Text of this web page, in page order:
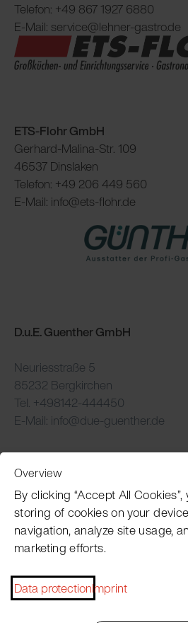
Telefon: +49 867 1927 6880
E-Mail: service@lehner-gastro.de
ETS-Flohr GmbH
Gerhard-Malina-Str. 109
46537 Dinslaken
Telefon: +49 206 449 560
E-Mail: info@ets-flohr.de
D.u.E. Guenther GmbH
Neuriesstraße 5
85232 Bergkirchen
Tel. +498142-444450
E-Mail: info@due-guenther.de
Pacojet newsletter
dates, recipes, tips and tricks?
Overview
By clicking “Accept All
storing of cookies on your
navigation, analyze site usage,
marketing efforts.
Data protectionImprint